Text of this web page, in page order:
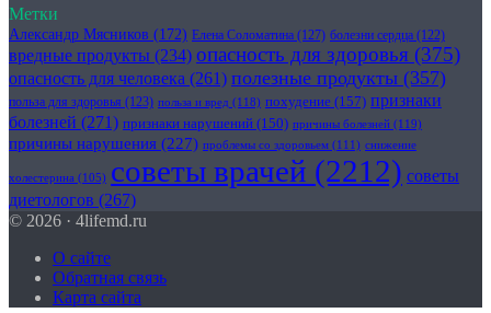
Метки
Александр Мясников (172) Елена Соломатина (127) болезни сердца (122)
вредные продукты (234) опасность для здоровья (375)
опасность для человека (261) полезные продукты (357)
польза для здоровья (123) польза и вред (118) похудение (157) признаки
болезней (271) признаки нарушений (150) причины болезней (119)
причины нарушения (227) проблемы со здоровьем (111) снижение
холестерина (105) советы врачей (2212) советы
диетологов (267)
© 2026 · 4lifemd.ru
О сайте
Обратная связь
Карта сайта